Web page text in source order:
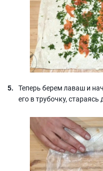
Теперь берем лаваш и
его в трубочку,